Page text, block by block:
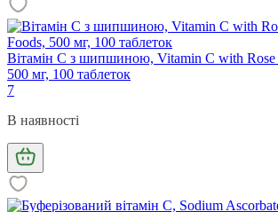
Вітамін С з шипшиною, Vitamin C with Rose
500 мг, 100 таблеток
7
В наявності